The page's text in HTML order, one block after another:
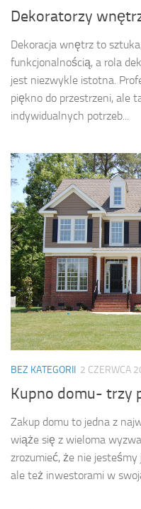
Dekoratorzy
Dekoracja wnętrz to
funkcjonalnością, a rola
jest niezwykle istotna.
piękno do przestrzeni, ale
indywidualnych potrzeb...
BEZ KATEGORII 2 CZERWCA
Kupno domu- trzy
Zakup domu to jedna z
wiąże się z wieloma
zrozumieć, że nie
ale też inwestorami w